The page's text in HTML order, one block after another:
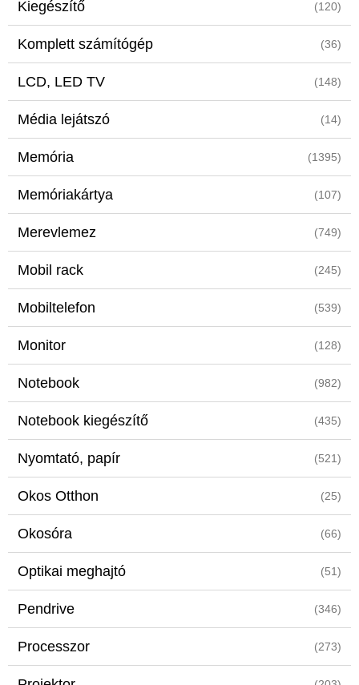
Kiegészítő (120)
Komplett számítógép (36)
LCD, LED TV (148)
Média lejátszó (14)
Memória (1395)
Memóriakártya (107)
Merevlemez (749)
Mobil rack (245)
Mobiltelefon (539)
Monitor (128)
Notebook (982)
Notebook kiegészítő (435)
Nyomtató, papír (521)
Okos Otthon (25)
Okosóra (66)
Optikai meghajtó (51)
Pendrive (346)
Processzor (273)